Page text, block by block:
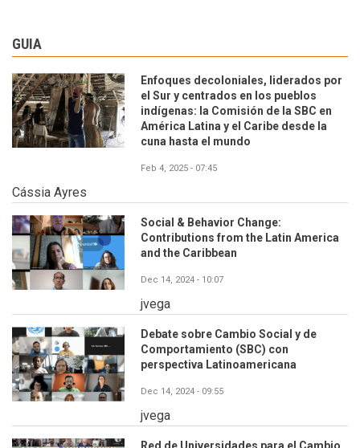
GUIA
Enfoques decoloniales, liderados por
el Sur y centrados en los pueblos
indígenas: la Comisión de la SBC en
América Latina y el Caribe desde la
cuna hasta el mundo
Feb 4, 2025 - 07:45
Cássia Ayres
Social & Behavior Change:
Contributions from the Latin America
and the Caribbean
Dec 14, 2024 - 10:07
jvega
Debate sobre Cambio Social y de
Comportamiento (SBC) con
perspectiva Latinoamericana
Dec 14, 2024 - 09:55
jvega
Red de Universidades para el Cambio